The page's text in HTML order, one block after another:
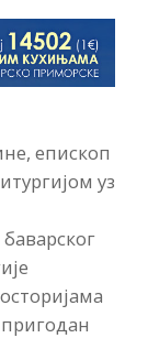
епископ
уз